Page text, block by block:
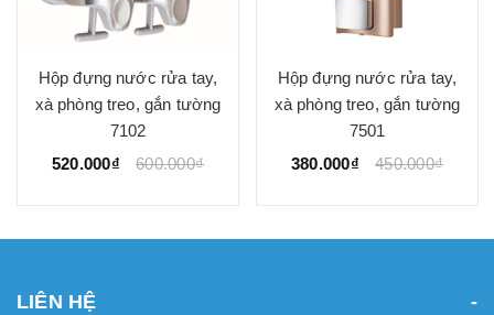
Hộp đựng nước rửa tay,
xà phòng treo, gắn tường
7102
520.000₫
600.000₫
Hộp đựng nước rửa tay,
xà phòng treo, gắn tường
7501
380.000₫
450.000₫
LIÊN HỆ